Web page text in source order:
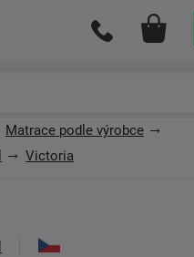
Matrace podle výrobce
Victoria